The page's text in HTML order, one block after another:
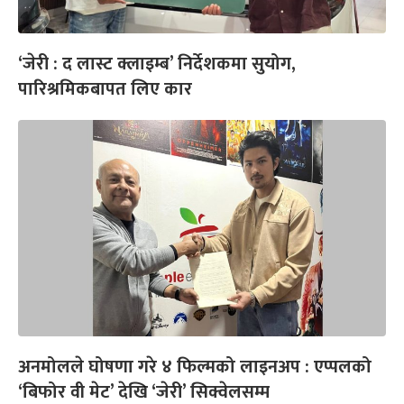
‘जेरी : द लास्ट क्लाइम्ब’ निर्देशकमा सुयोग,
पारिश्रमिकबापत लिए कार
अनमोलले घोषणा गरे ४ फिल्मको लाइनअप : एप्पलको
‘बिफोर वी मेट’ देखि ‘जेरी’ सिक्वेलसम्म